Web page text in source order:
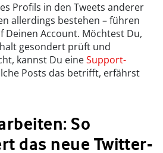
Profils in den Tweets anderer
allerdings bestehen – führen
Deinen Account. Möchtest Du,
gesondert prüft und
kannst Du eineSupport-
Posts das betrifft, erfährst
So
das neue Twitter-